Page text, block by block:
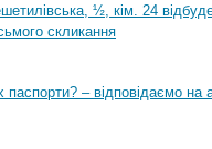
½, кім. 24
скликання
– відповідаємо на